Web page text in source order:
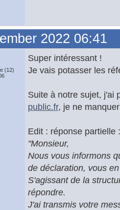
2022 06:41
(12)
Super intéressant !
Je vais potasser les
Suite à notre sujet, j'ai
public.fr, je ne
Edit : réponse partielle :
"Monsieur,
Nous vous informons
de déclaration, vous
S'agissant de la
répondre.
J'ai transmis votre